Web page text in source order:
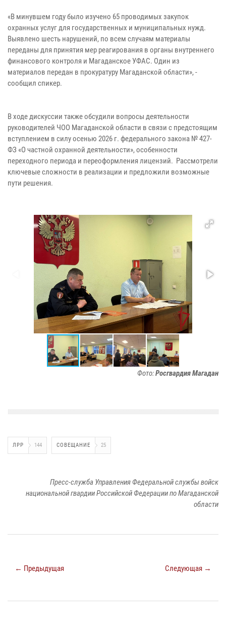
«В минувшем году было изучено 65 проводимых закупок
охранных услуг для государственных и муниципальных нужд.
Выявлено шесть нарушений, по всем случаям материалы
переданы для принятия мер реагирования в органы внутреннего
финансового контроля и Магаданское УФАС. Один из
материалов передан в прокуратуру Магаданской области», -
сообщил спикер.
В ходе дискуссии также обсудили вопросы деятельности
руководителей ЧОО Магаданской области в связи с предстоящим
вступлением в силу осенью 2026 г. федерального закона № 427-
ФЗ «О частной охранной деятельности», особенности
переходного периода и переоформления лицензий. Рассмотрели
ключевые сложности в реализации и предложили возможные
пути решения.
Фото:Росгвардия Магадан
ЛРР 144 СОВЕЩАНИЕ 25
Пресс-служба Управления Федеральной службы войск
национальной гвардии Российской Федерации по Магаданской
области
← Предыдущая Следующая →